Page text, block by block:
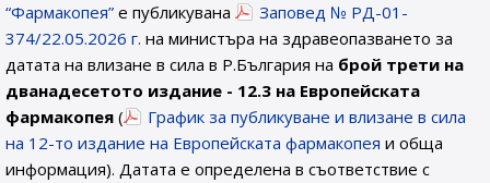
“Фармакопея” е публикувана
Заповед № РД-01-
374/22.05.2026 г. на министъра на здравеопазването за
датата на влизане в сила в Р.България на брой трети на
дванадесетото издание - 12.3 на Европейската
фармакопея (
График за публикуване и влизане в сила
на 12-то издание на Европейската фармакопея и обща
информация). Датата е определена в съответствие с